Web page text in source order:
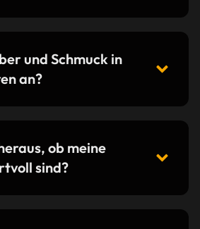
und Schmuck in
an?
ob meine
sind?